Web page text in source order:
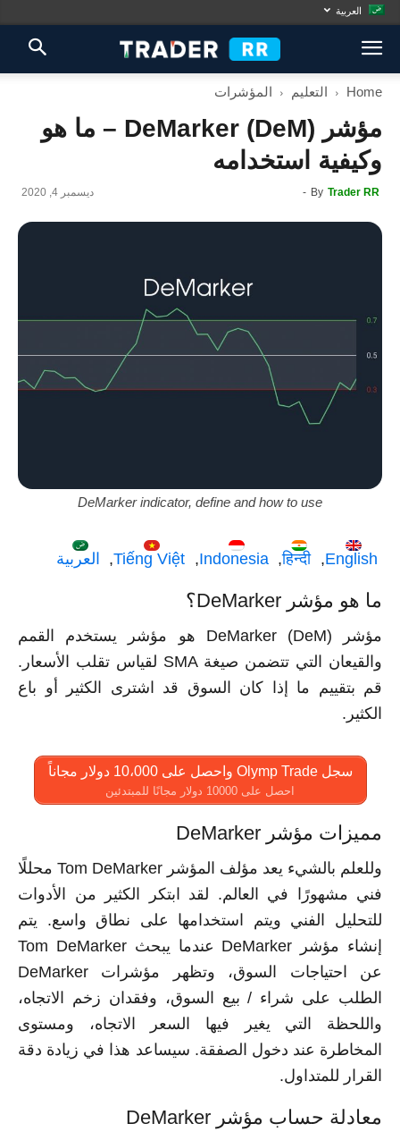
العربية
Home التعليم المؤشرات
مؤشر DeMarker (DeM) – ما هو
وكيفية استخدامه
By Trader RR
- ديسمبر 4, 2020
DeMarker indicator, define and how to use
English
हिन्दी
Indonesia
Tiếng Việt العربية
ما هو مؤشر DeMarker؟
مؤشر DeMarker (DeM) هو مؤشر يستخدم القمم
والقيعان التي تتضمن صيغة SMA لقياس تقلب الأسعار.
قم بتقييم ما إذا كان السوق قد اشترى الكثير أو باع
الكثير.
سجل Olymp Trade واحصل على 10،000 دولار مجاناً
احصل على 10000 دولار مجانًا للمبتدئين
مميزات مؤشر DeMarker
وللعلم بالشيء يعد مؤلف المؤشر Tom DeMarker محللًا
فني مشهورًا في العالم. لقد ابتكر الكثير من الأدوات
للتحليل الفني ويتم استخدامها على نطاق واسع. يتم
إنشاء مؤشر DeMarker عندما يبحث Tom DeMarker
عن احتياجات السوق، وتظهر مؤشرات DeMarker
الطلب على شراء / بيع السوق، وفقدان زخم الاتجاه،
واللحظة التي يغير فيها السعر الاتجاه، ومستوى
المخاطرة عند دخول الصفقة. سيساعد هذا في زيادة دقة
القرار للمتداول.
معادلة حساب مؤشر DeMarker